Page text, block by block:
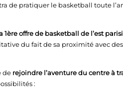
de pratiquer le basketball toute
1ère offre de basketball de l’est
du fait de sa proximité avec
de rejoindre l’aventure du centre à
: